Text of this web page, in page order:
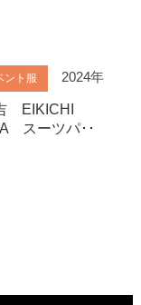
ント服 2024年
EIKICHI
スーツパ･･